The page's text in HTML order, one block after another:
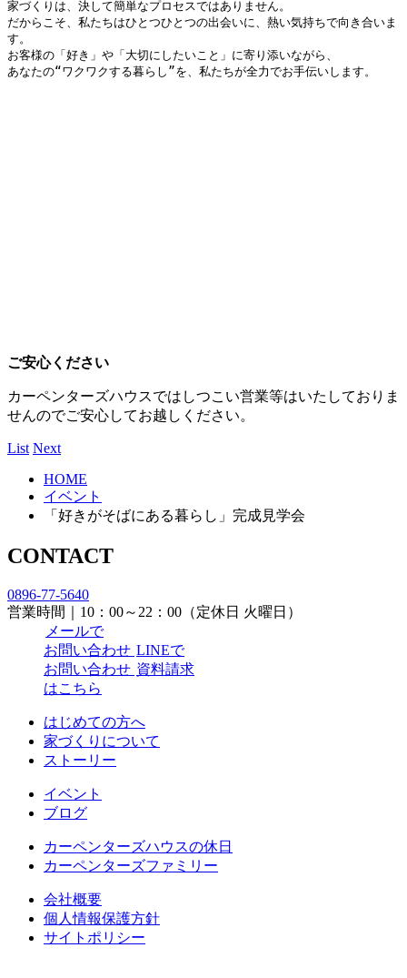
家づくりは、決して簡単なプロセスではありません。
だからこそ、私たちはひとつひとつの出会いに、熱い気持ちで向き合いま
す。
お客様の「好き」や「大切にしたいこと」に寄り添いながら、
あなたの“ワクワクする暮らし”を、私たちが全力でお手伝いします。
ご安心ください
カーペンターズハウスではしつこい営業等はいたしておりま
せんのでご安心してお越しください。
List Next
HOME
イベント
「好きがそばにある暮らし」完成見学会
CONTACT
0896-77-5640
営業時間｜10：00～22：00（定休日 火曜日）
メールで
お問い合わせ LINEで
お問い合わせ 資料請求
はこちら
はじめての方へ
家づくりについて
ストーリー
イベント
ブログ
カーペンターズハウスの休日
カーペンターズファミリー
会社概要
個人情報保護方針
サイトポリシー